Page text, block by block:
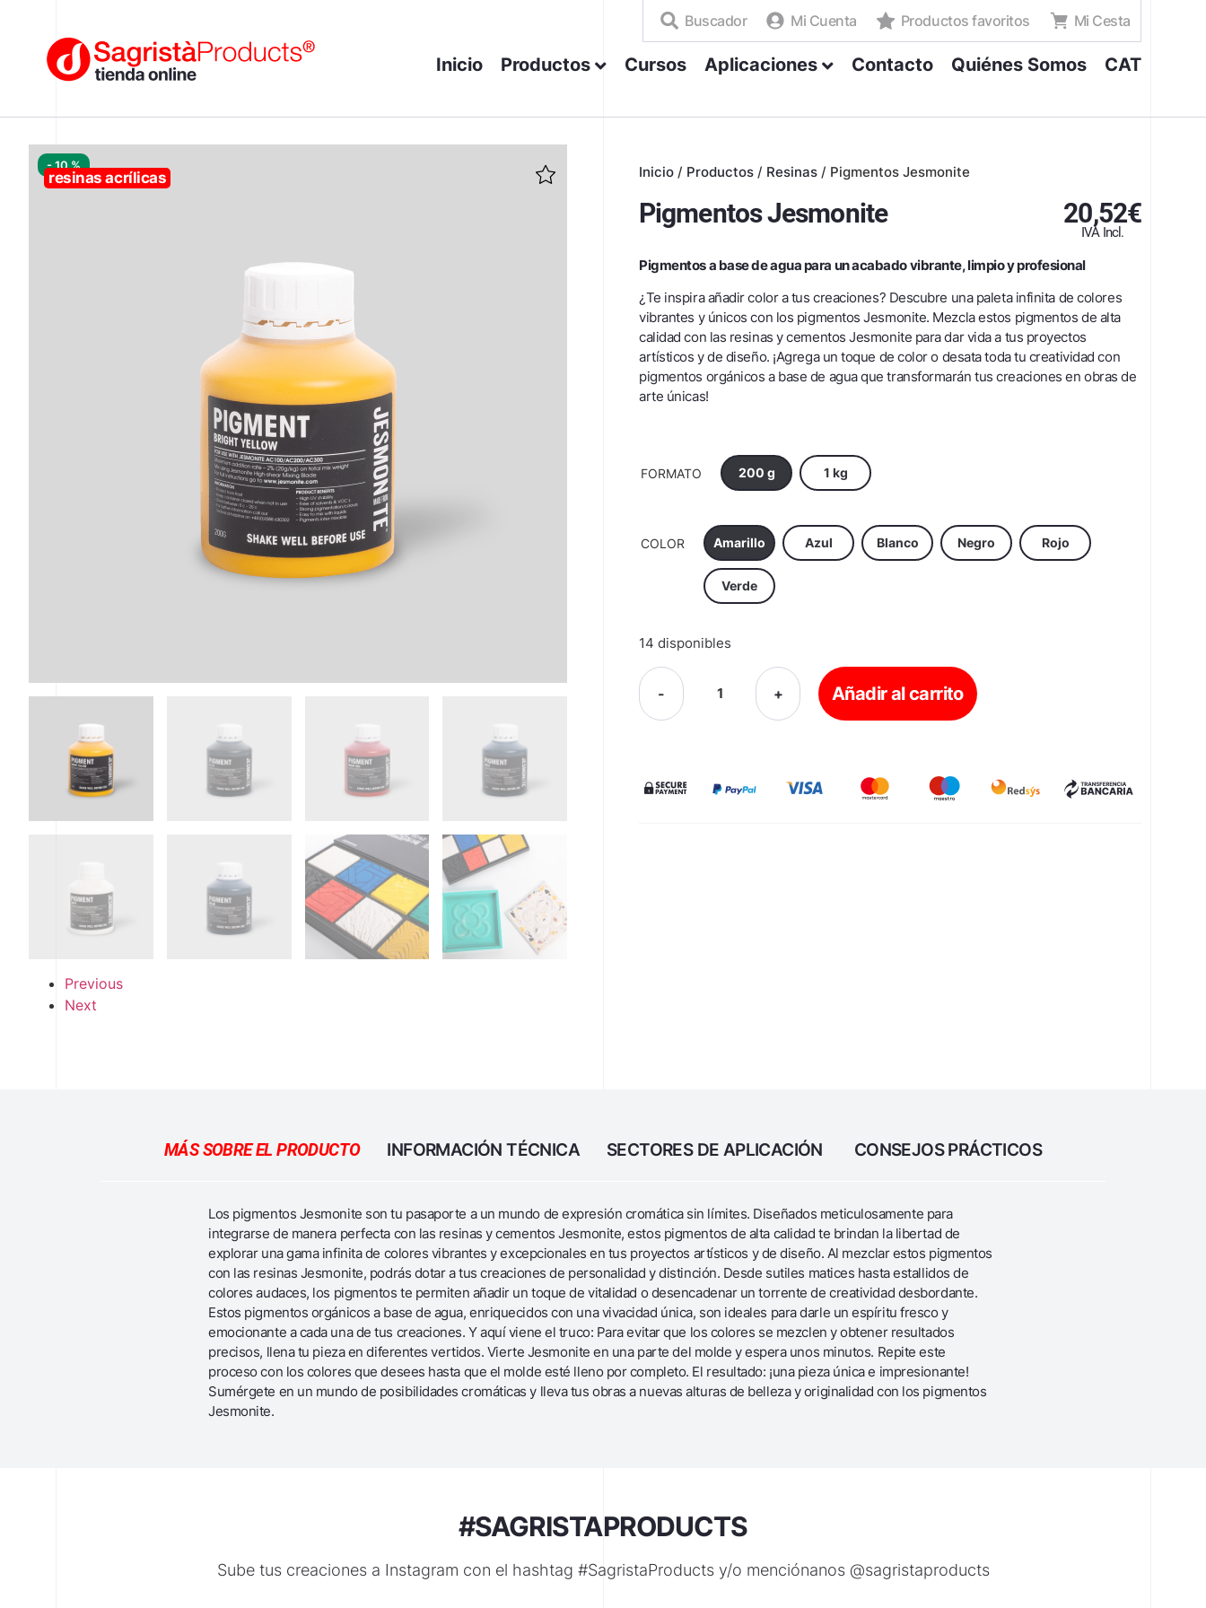
Buscador Mi Cuenta Productos favoritos Mi Cesta
Inicio Productos Cursos Aplicaciones Contacto Quiénes Somos CAT
resinas acrílicas
- 10 %
Previous
Next
Inicio / Productos / Resinas / Pigmentos Jesmonite
Pigmentos Jesmonite 20,52€
IVA Incl.
Pigmentos a base de agua para un acabado vibrante, limpio y profesional
¿Te inspira añadir color a tus creaciones? Descubre una paleta infinita de colores
vibrantes y únicos con los pigmentos Jesmonite. Mezcla estos pigmentos de alta
calidad con las resinas y cementos Jesmonite para dar vida a tus proyectos
artísticos y de diseño. ¡Agrega un toque de color o desata toda tu creatividad con
pigmentos orgánicos a base de agua que transformarán tus creaciones en obras de
arte únicas!
FORMATO 200 g 1 kg
COLOR Amarillo Azul Blanco Negro Rojo
Verde
14 disponibles
- + Añadir al carrito
MÁS SOBRE EL PRODUCTO INFORMACIÓN TÉCNICA SECTORES DE APLICACIÓN CONSEJOS PRÁCTICOS
Los pigmentos Jesmonite son tu pasaporte a un mundo de expresión cromática sin límites. Diseñados meticulosamente para
integrarse de manera perfecta con las resinas y cementos Jesmonite, estos pigmentos de alta calidad te brindan la libertad de
explorar una gama infinita de colores vibrantes y excepcionales en tus proyectos artísticos y de diseño. Al mezclar estos pigmentos
con las resinas Jesmonite, podrás dotar a tus creaciones de personalidad y distinción. Desde sutiles matices hasta estallidos de
colores audaces, los pigmentos te permiten añadir un toque de vitalidad o desencadenar un torrente de creatividad desbordante.
Estos pigmentos orgánicos a base de agua, enriquecidos con una vivacidad única, son ideales para darle un espíritu fresco y
emocionante a cada una de tus creaciones. Y aquí viene el truco: Para evitar que los colores se mezclen y obtener resultados
precisos, llena tu pieza en diferentes vertidos. Vierte Jesmonite en una parte del molde y espera unos minutos. Repite este
proceso con los colores que desees hasta que el molde esté lleno por completo. El resultado: ¡una pieza única e impresionante!
Sumérgete en un mundo de posibilidades cromáticas y lleva tus obras a nuevas alturas de belleza y originalidad con los pigmentos
Jesmonite.
#SAGRISTAPRODUCTS
Sube tus creaciones a Instagram con el hashtag #SagristaProducts y/o menciónanos @sagristaproducts